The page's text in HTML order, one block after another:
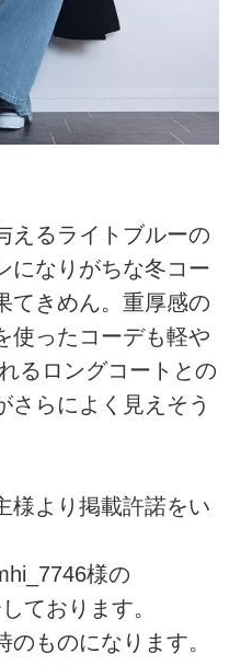
えるライトブルーの
になりがちな冬コー
てきめん。重厚感の
使ったコーデも軽や
るロングコートとの
さらによく見えそう
様より掲載許諾をい
様の
ております。
ものになります。